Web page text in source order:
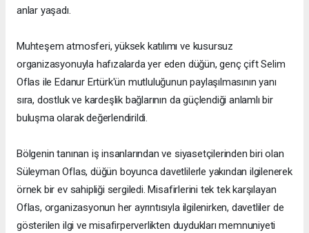
anlar yaşadı.
Muhteşem atmosferi, yüksek katılımı ve kusursuz
organizasyonuyla hafızalarda yer eden düğün, genç çift Selim
Oflas ile Edanur Ertürk'ün mutluluğunun paylaşılmasının yanı
sıra, dostluk ve kardeşlik bağlarının da güçlendiği anlamlı bir
buluşma olarak değerlendirildi.
Bölgenin tanınan iş insanlarından ve siyasetçilerinden biri olan
Süleyman Oflas, düğün boyunca davetlilerle yakından ilgilenerek
örnek bir ev sahipliği sergiledi. Misafirlerini tek tek karşılayan
Oflas, organizasyonun her ayrıntısıyla ilgilenirken, davetliler de
gösterilen ilgi ve misafirperverlikten duydukları memnuniyeti